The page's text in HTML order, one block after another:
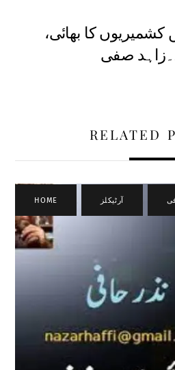
کشمیریوں کا بھائی،
صفی
RELATED
HOME آرٹیکلز